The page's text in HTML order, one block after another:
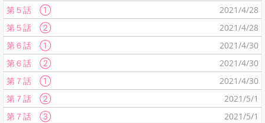
第５話 ①
2021/4/28
第５話 ②
2021/4/28
第６話 ①
2021/4/30
第６話 ②
2021/4/30
第７話 ①
2021/4/30
第７話 ②
2021/5/1
第７話 ③
2021/5/1